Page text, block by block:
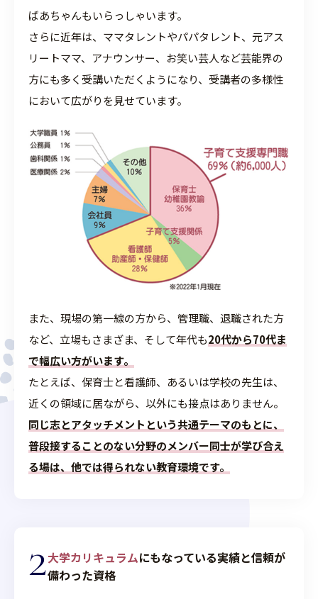
ばあちゃんもいらっしゃいます。
さらに近年は、ママタレントやパパタレント、元アス
リートママ、アナウンサー、お笑い芸人など芸能界の
方にも多く受講いただくようになり、受講者の多様性
において広がりを見せています。
また、現場の第一線の方から、管理職、退職された方
など、立場もさまざま、そして年代も20代から70代ま
で幅広い方がいます。
たとえば、保育士と看護師、あるいは学校の先生は、
近くの領域に居ながら、以外にも接点はありません。
同じ志とアタッチメントという共通テーマのもとに、
普段接することのない分野のメンバー同士が学び合え
る場は、他では得られない教育環境です。
2大学カリキュラムにもなっている実績と信頼が
備わった資格